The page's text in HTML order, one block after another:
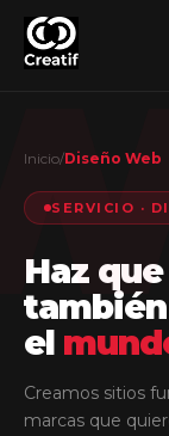
Inicio/Diseño Web
SERVICIO ·
Haz
el
Creamos sitios
marcas que